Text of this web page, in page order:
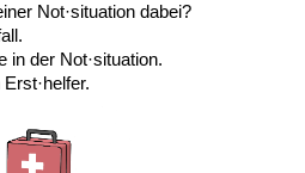
Not·situation dabei?
in der Not·situation.